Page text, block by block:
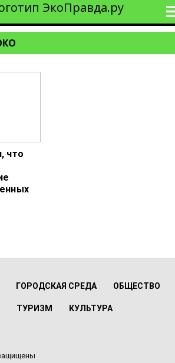
что
ГОРОДСКАЯ СРЕДА ОБЩЕСТВО
ТУРИЗМ КУЛЬТУРА